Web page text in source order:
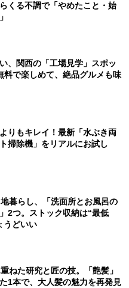
くる不調で「やめたこと・始
、関西の「工場見学」スポッ
料で楽しめて、絶品グルメも味
りもキレイ！最新「水ぶき両
掃除機」をリアルにお試し
暮らし、「洗面所とお風呂の
2つ。ストック収納は“最低
うどいい
ねた研究と匠の技。「艶髪」
1本で、大人髪の魅力を再発見